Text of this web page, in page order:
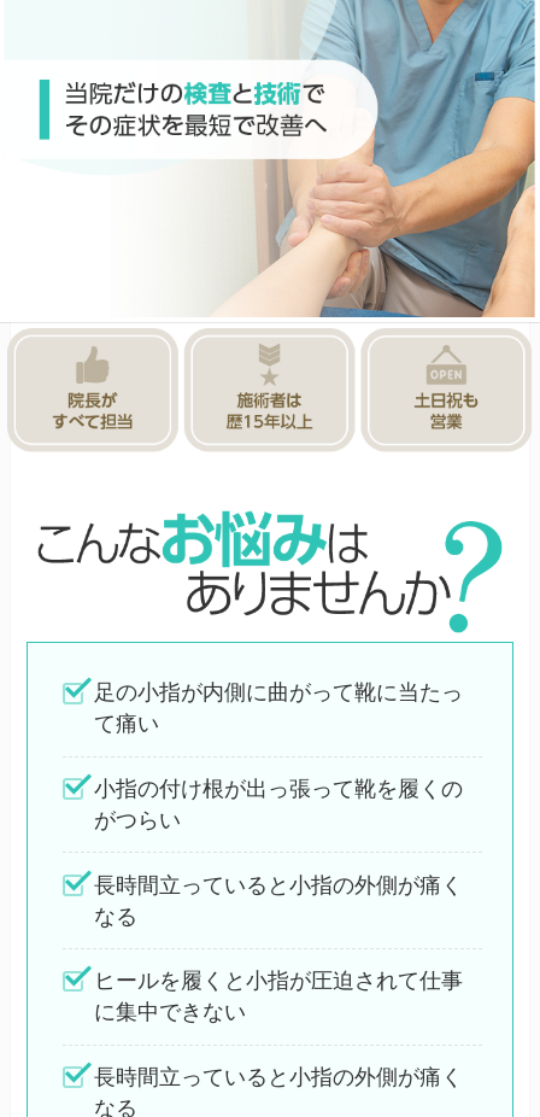
足の小指が内側に曲がって靴に当たっ
て痛い
小指の付け根が出っ張って靴を履くの
がつらい
長時間立っていると小指の外側が痛く
なる
ヒールを履くと小指が圧迫されて仕事
に集中できない
長時間立っていると小指の外側が痛く
なる